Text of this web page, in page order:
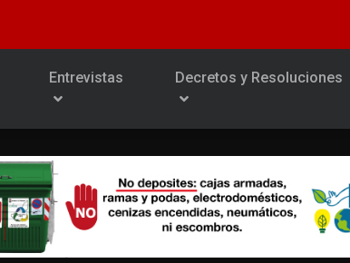
Entrevistas Decretos y Resoluciones